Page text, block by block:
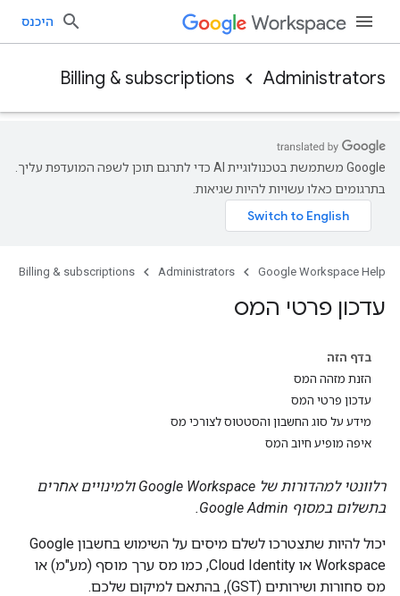
היכנס
Administrators
Billing & subscriptions
‫Google משתמשת בטכנולוגיית AI כדי לתרגם תוכן לשפה המועדפת עליך.
בתרגומים כאלו עשויות להיות שגיאות.
Google Workspace Help
Administrators
Billing & subscriptions
עדכון פרטי המס
בדף הזה
הזנת מזהה המס
עדכון פרטי המס
מידע על סוג החשבון והסטטוס לצורכי מס
איפה מופיע חיוב המס
רלוונטי למהדורות של Google Workspace ולמינויים אחרים
בתשלום במסוף Google Admin.
יכול להיות שתצטרכו לשלם מיסים על השימוש בחשבון Google
Workspace או Cloud Identity, כמו מס ערך מוסף (מע"מ) או
מס סחורות ושירותים (GST), בהתאם למיקום שלכם.